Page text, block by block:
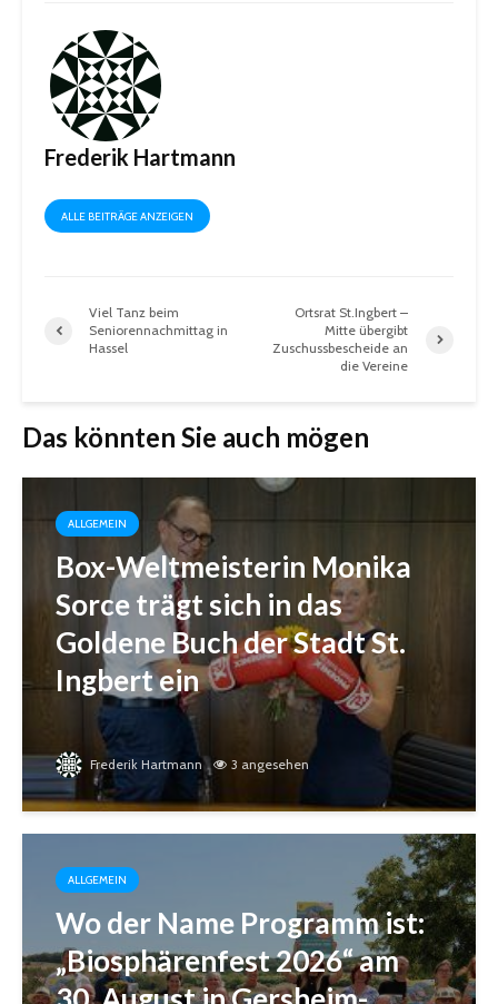
Frederik Hartmann
ALLE BEITRÄGE ANZEIGEN
Viel Tanz beim
Seniorennachmittag in
Hassel
Ortsrat St.Ingbert –
Mitte übergibt
Zuschussbescheide an
die Vereine
Das könnten Sie auch mögen
ALLGEMEIN
Box-Weltmeisterin Monika
Sorce trägt sich in das
Goldene Buch der Stadt St.
Ingbert ein
Frederik Hartmann 3 angesehen
ALLGEMEIN
Wo der Name Programm ist:
„Biosphärenfest 2026“ am